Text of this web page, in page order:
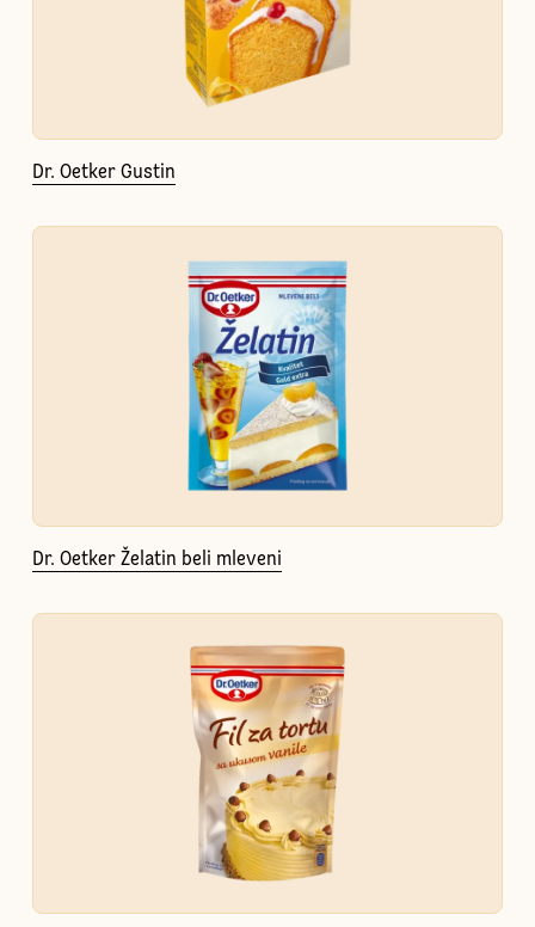
Dr. Oetker Gustin
Dr. Oetker Želatin beli mleveni